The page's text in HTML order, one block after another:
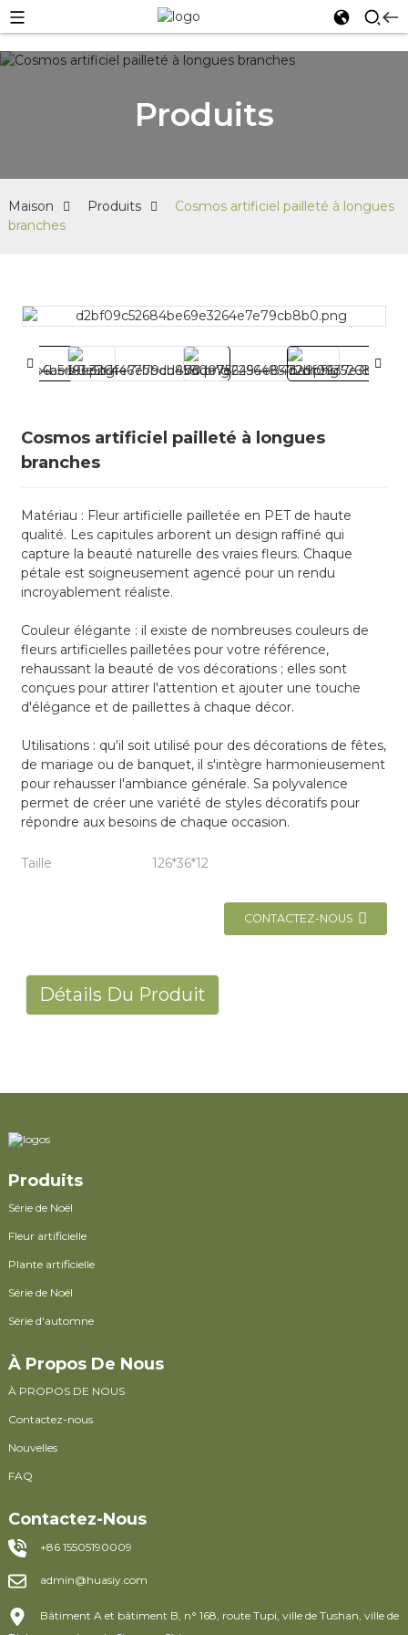
Produits
Maison Produits
Cosmos artificiel pailleté à longues
branches
Cosmos artificiel pailleté à longues
branches
Matériau : Fleur artificielle pailletée en PET de haute
qualité. Les capitules arborent un design raffiné qui
capture la beauté naturelle des vraies fleurs. Chaque
pétale est soigneusement agencé pour un rendu
incroyablement réaliste.
Couleur élégante : il existe de nombreuses couleurs de
fleurs artificielles pailletées pour votre référence,
rehaussant la beauté de vos décorations ; elles sont
conçues pour attirer l'attention et ajouter une touche
d'élégance et de paillettes à chaque décor.
Utilisations : qu'il soit utilisé pour des décorations de fêtes,
de mariage ou de banquet, il s'intègre harmonieusement
pour rehausser l'ambiance générale. Sa polyvalence
permet de créer une variété de styles décoratifs pour
répondre aux besoins de chaque occasion.
Taille 126*36*12
CONTACTEZ-NOUS
Détails Du Produit
Produits
Série de Noël
Fleur artificielle
Plante artificielle
Série de Noël
Série d'automne
À Propos De Nous
À PROPOS DE NOUS
Contactez-nous
Nouvelles
FAQ
Contactez-Nous
+86 15505190009
admin@huasiy.com
Bâtiment A et bâtiment B, n° 168, route Tupi, ville de Tushan, ville de